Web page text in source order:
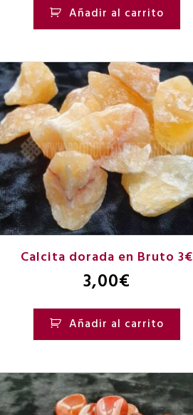
Añadir al carrito
Calcita dorada en Bruto 3€
3,00€
Añadir al carrito